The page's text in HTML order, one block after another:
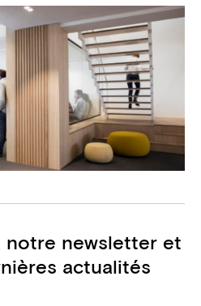
notre newsletter et
actualités